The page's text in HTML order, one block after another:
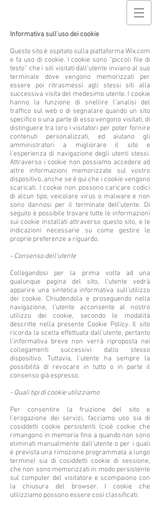
Informativa sull’uso dei cookie
Questo sito è ospitato sulla piattaforma Wix.com
e fa uso di cookie. I cookie sono “piccoli file di
testo” che i siti visitati dall’utente inviano al suo
terminale dove vengono memorizzati per
essere poi ritrasmessi agli stessi siti alla
successiva visita del medesimo utente. I cookie
hanno la funzione di snellire l’analisi del
traffico sul web o di segnalare quando un sito
specifico o una parte di esso vengono visitati, di
distinguere tra loro i visitatori per poter fornire
contenuti personalizzati, ed aiutano gli
amministratori a migliorare il sito e
l’esperienza di navigazione degli utenti stessi.
Attraverso i cookie non possiamo accedere ad
altre informazioni memorizzate sul vostro
dispositivo, anche se è qui che i cookie vengono
scaricati. I cookie non possono caricare codici
di alcun tipo, veicolare virus o malware e non
sono dannosi per il terminale dell’utente. Di
seguito è possibile trovare tutte le informazioni
sui cookie installati attraverso questo sito, e le
indicazioni necessarie su come gestire le
proprie preferenze a riguardo.
- Consenso dell’utente
Collegandosi per la prima volta ad una
qualunque pagina del sito, l’utente vedrà
apparire una sintetica informativa sull’utilizzo
dei cookie. Chiudendola e proseguendo nella
navigazione, l’utente acconsente al nostro
utilizzo dei cookie, secondo le modalità
descritte nella presente Cookie Policy. Il sito
ricorda la scelta effettuata dall’utente, pertanto
l’informativa breve non verrà riproposta nei
collegamenti successivi dallo stesso
dispositivo. Tuttavia, l’utente ha sempre la
possibilità di revocare in tutto o in parte il
consenso già espresso.
- Quali tipi di cookie utilizziamo
Per consentire la fruizione del sito e
l’erogazione dei servizi, facciamo uso sia di
cosiddetti cookie persistenti (cioè cookie che
rimangono in memoria fino a quando non sono
eliminati manualmente dall’utente o per i quali
è prevista una rimozione programmata a lungo
termine) sia di cosiddetti cookie di sessione,
che non sono memorizzati in modo persistente
sul computer del visitatore e scompaiono con
la chiusura del browser. I cookie che
utilizziamo possono essere così classificati: